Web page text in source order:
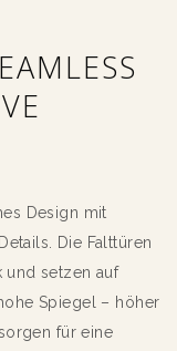
Design mit
Die Falttüren
und setzen auf
Spiegel – höher
für eine